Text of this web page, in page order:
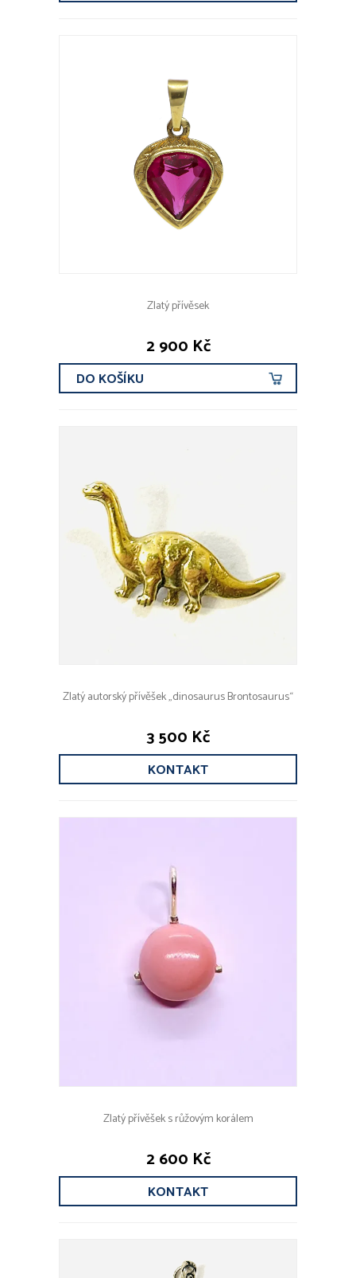
Zlatý přívěsek
2 900 Kč
DO KOŠÍKU
Zlatý autorský přívěšek „dinosaurus Brontosaurus“
3 500 Kč
KONTAKT
Zlatý přívěšek s růžovým korálem
2 600 Kč
KONTAKT